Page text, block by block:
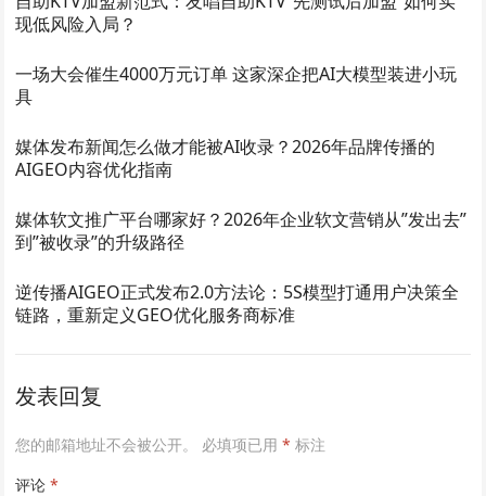
现低风险入局？
一场大会催生4000万元订单 这家深企把AI大模型装进小玩
具
媒体发布新闻怎么做才能被AI收录？2026年品牌传播的
AIGEO内容优化指南
媒体软文推广平台哪家好？2026年企业软文营销从”发出去”
到”被收录”的升级路径
逆传播AIGEO正式发布2.0方法论：5S模型打通用户决策全
链路，重新定义GEO优化服务商标准
发表回复
您的邮箱地址不会被公开。 必填项已用* 标注
评论*